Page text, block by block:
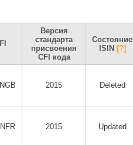
Версия
стандарта
присвоения
CFI кода
Состояние
ISIN [?]
2015 Deleted
2015 Updated